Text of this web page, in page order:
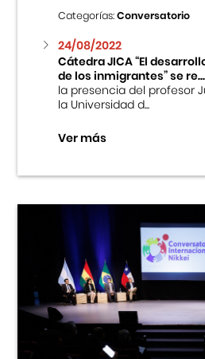
Categorías:Conversatorio
24/08/2022
Cátedra JICA “El
de los inmigrantes” se
la presencia del profesor
la Universidad d...
Ver más